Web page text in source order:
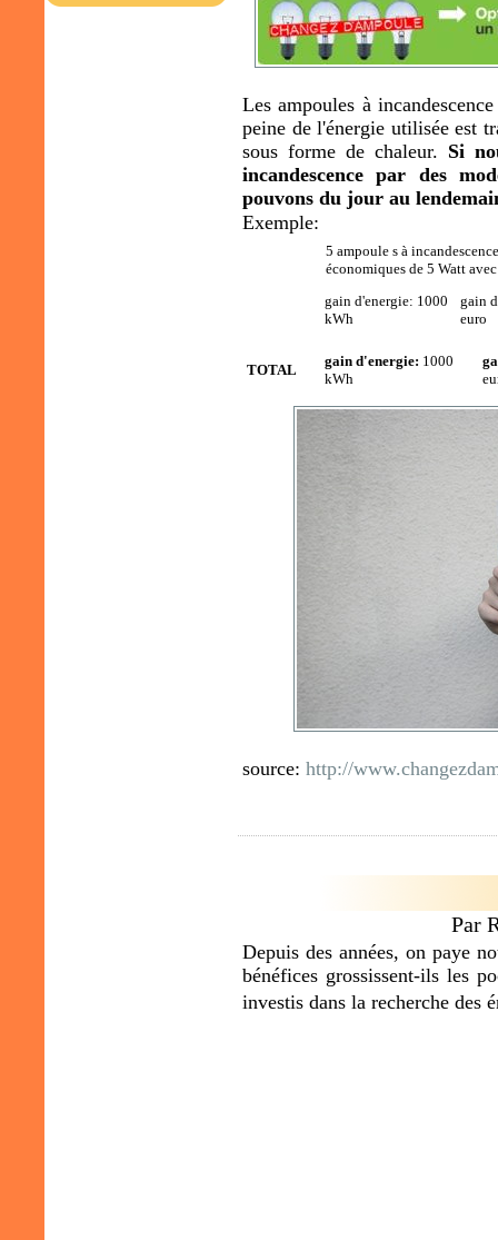
Les ampoules à
peine de l'énergie utilisée est
sous forme de chaleur. Si
incandescence par des
pouvons du jour au
Exemple:
5 ampoule s à
économiques de 5 Watt
gain d'energie: 1000
kWh
gain
euro
TOTAL
gain d'energie: 1000
kWh
source: http://
Par
Depuis des années, on paye
bénéfices grossissent-ils les
investis dans la recherche des